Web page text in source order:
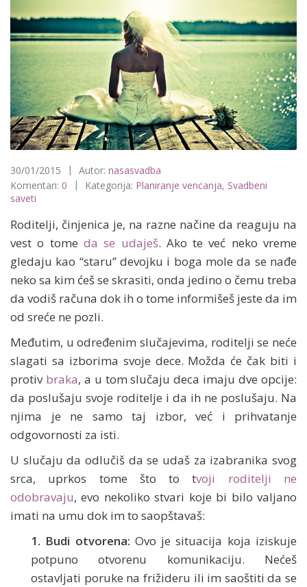
30/01/2015 Autor: nasasvadba
Komentari: 0 Kategorija: Planiranje vencanja, Svadbeni
saveti
Roditelji, činjenica je, na razne načine da reaguju na
vest o tome da se udaješ. Ako te već neko vreme
gledaju kao “staru” devojku i boga mole da se nađe
neko sa kim ćeš se skrasiti, onda jedino o čemu treba
da vodiš računa dok ih o tome informišeš jeste da im
od sreće ne pozli.
Međutim, u određenim slučajevima, roditelji se neće
slagati sa izborima svoje dece. Možda će čak biti i
protiv braka, a u tom slučaju deca imaju dve opcije:
da poslušaju svoje roditelje i da ih ne poslušaju. Na
njima je ne samo taj izbor, već i prihvatanje
odgovornosti za isti.
U slučaju da odlučiš da se udaš za izabranika svog
srca, uprkos tome što to tvoji roditelji ne
odobravaju, evo nekoliko stvari koje bi bilo valjano
imati na umu dok im to saopštavaš:
1. Budi otvorena: Ovo je situacija koja iziskuje
potpuno otvorenu komunikaciju. Nećeš
ostavljati poruke na frižideru ili im saoštiti da se